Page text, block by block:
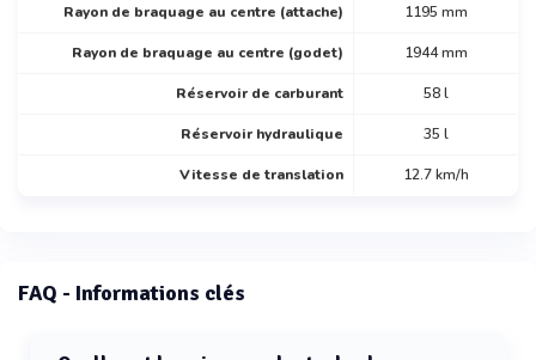
Rayon de braquage au centre (attache) 1195 mm
Rayon de braquage au centre (godet) 1944 mm
Réservoir de carburant 58 l
Réservoir hydraulique 35 l
Vitesse de translation 12.7 km/h
FAQ - Informations clés